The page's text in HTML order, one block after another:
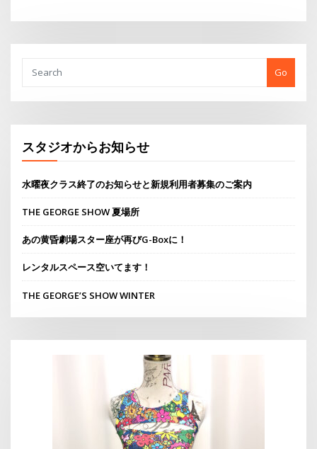
Go
スタジオからお知らせ
水曜夜クラス終了のお知らせと新規利用者募集のご案内
THE GEORGE SHOW 夏場所
あの黄昏劇場スター座が再びG-Boxに！
レンタルスペース空いてます！
THE GEORGE’S SHOW WINTER